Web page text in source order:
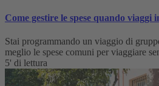
Come gestire le spese quando viaggi
Stai programmando un viaggio di
meglio le spese comuni per viaggiare
5' di lettura